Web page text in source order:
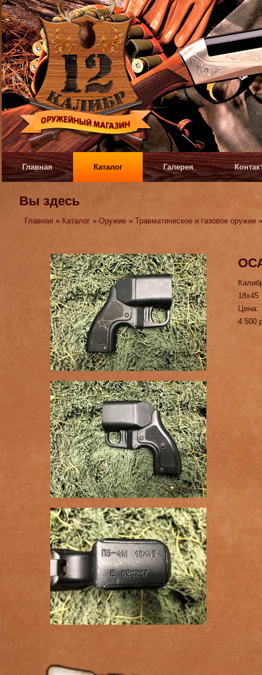
Главная Каталог Галерея
Вы здесь
Главная » Каталог »Оружие »Травматическое и газовое оружие
18х45
Цена:
4 500